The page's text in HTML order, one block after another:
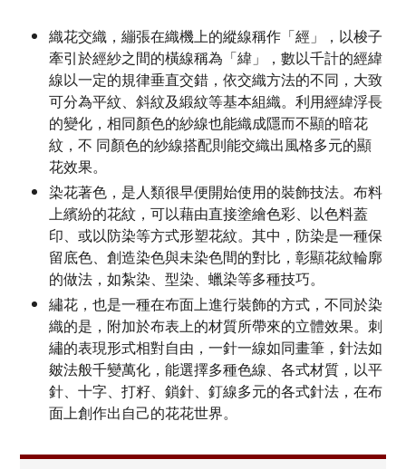
織花交織，繃張在織機上的縱線稱作「經」，以梭子
牽引於經紗之間的橫線稱為「緯」，數以千計的經緯
線以一定的規律垂直交錯，依交織方法的不同，大致
可分為平紋、斜紋及緞紋等基本組織。利用經緯浮長
的變化，相同顏色的紗線也能織成隱而不顯的暗花
紋，不 同顏色的紗線搭配則能交織出風格多元的顯
花效果。
染花著色，是人類很早便開始使用的裝飾技法。布料
上繽紛的花紋，可以藉由直接塗繪色彩、以色料蓋
印、或以防染等方式形塑花紋。其中，防染是一種保
留底色、創造染色與未染色間的對比，彰顯花紋輪廓
的做法，如紮染、型染、蠟染等多種技巧。
繡花，也是一種在布面上進行裝飾的方式，不同於染
織的是，附加於布表上的材質所帶來的立體效果。刺
繡的表現形式相對自由，一針一線如同畫筆，針法如
皴法般千變萬化，能選擇多種色線、各式材質，以平
針、十字、打籽、鎖針、釘線多元的各式針法，在布
面上創作出自己的花花世界。